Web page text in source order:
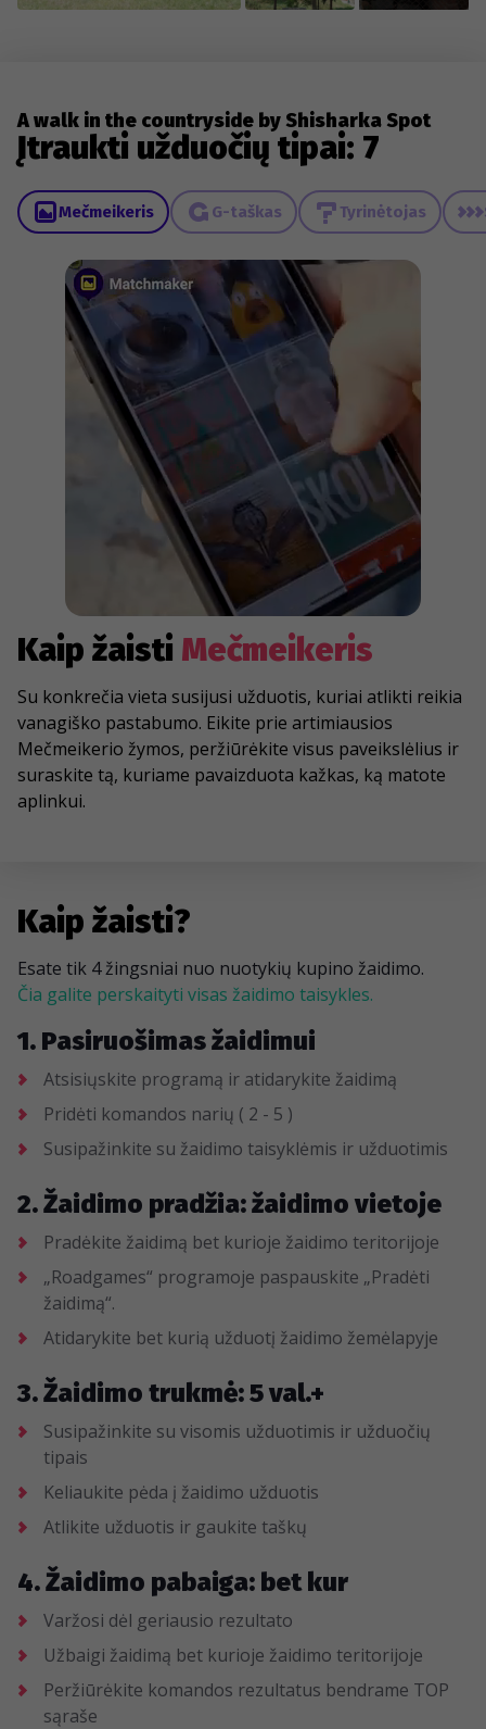
​A walk in the countryside by Shisharka Spot
Įtraukti užduočių tipai: 7
Mečmeikeris G-taškas Tyrinėtojas
Kaip žaisti Mečmeikeris
Su konkrečia vieta susijusi užduotis, kuriai atlikti reikia
vanagiško pastabumo. Eikite prie artimiausios
Mečmeikerio žymos, peržiūrėkite visus paveikslėlius ir
suraskite tą, kuriame pavaizduota kažkas, ką matote
aplinkui.
Kaip žaisti?
Esate tik 4 žingsniai nuo nuotykių kupino žaidimo.
Čia galite perskaityti visas žaidimo taisykles.
1. Pasiruošimas žaidimui
Atsisiųskite programą ir atidarykite žaidimą
Pridėti komandos narių ( 2 - 5 )
Susipažinkite su žaidimo taisyklėmis ir užduotimis
2. Žaidimo pradžia: žaidimo vietoje
Pradėkite žaidimą bet kurioje žaidimo teritorijoje
„Roadgames“ programoje paspauskite „Pradėti
žaidimą“.
Atidarykite bet kurią užduotį žaidimo žemėlapyje
3. Žaidimo trukmė: 5 val.+
Susipažinkite su visomis užduotimis ir užduočių
tipais
Keliaukite pėda į žaidimo užduotis
Atlikite užduotis ir gaukite taškų
4. Žaidimo pabaiga: bet kur
Varžosi dėl geriausio rezultato
Užbaigi žaidimą bet kurioje žaidimo teritorijoje
Peržiūrėkite komandos rezultatus bendrame TOP
sąraše